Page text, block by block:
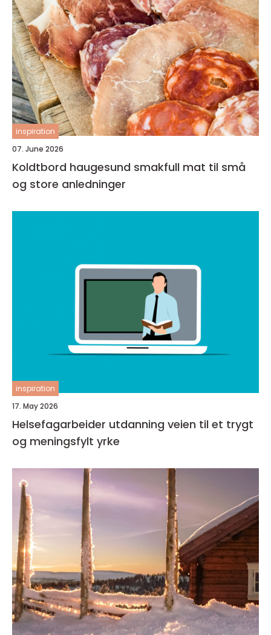
inspiration
07. June 2026
Koldtbord haugesund smakfull mat til små
og store anledninger
inspiration
17. May 2026
Helsefagarbeider utdanning veien til et trygt
og meningsfylt yrke